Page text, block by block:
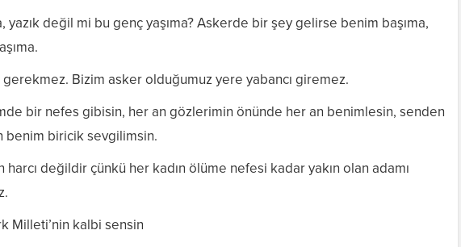
yazık değil mi bu genç yaşıma? Askerde bir şey gelirse benim başıma,
Bizim asker olduğumuz yere yabancı giremez.
bir nefes gibisin, her an gözlerimin önünde her an benimlesin, senden
benim biricik sevgilimsin.
harcı değildir çünkü her kadın ölüme nefesi kadar yakın olan adamı
Milleti’nin kalbi sensin